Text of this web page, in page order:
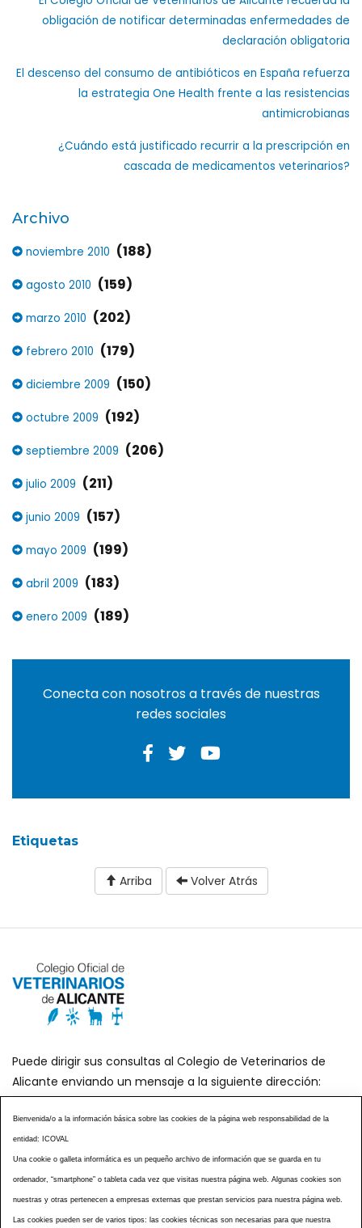
obligación de notificar determinadas enfermedades de
declaración obligatoria
El descenso del consumo de antibióticos en España refuerza
la estrategia One Health frente a las resistencias
antimicrobianas
¿Cuándo está justificado recurrir a la prescripción en
cascada de medicamentos veterinarios?
Archivo
noviembre 2010 (188)
agosto 2010 (159)
marzo 2010 (202)
febrero 2010 (179)
diciembre 2009 (150)
octubre 2009 (192)
septiembre 2009 (206)
julio 2009 (211)
junio 2009 (157)
mayo 2009 (199)
abril 2009 (183)
enero 2009 (189)
Conecta con nosotros a través de nuestras
redes sociales
Etiquetas
Arriba Volver Atrás
Puede dirigir sus consultas al Colegio de Veterinarios de
Alicante enviando un mensaje a la siguiente dirección:
secretaria@icoval.org
¿SABÍAS QUÉ?
CENTROS VETERINARIOS
TABLÓN ANUNCIOS
CURSOS Y EVENTOS
TÉRMINOS Y CONDICIONES
ESPECIAL COVID 19
Bienvenida/o a la información básica sobre las cookies de la página web responsabilidad de la
entidad: ICOVAL
Una cookie o galleta informática es un pequeño archivo de información que se guarda en tu
ordenador, “smartphone” o tableta cada vez que visitas nuestra página web. Algunas cookies son
nuestras y otras pertenecen a empresas externas que prestan servicios para nuestra página web.
Las cookies pueden ser de varios tipos: las cookies técnicas son necesarias para que nuestra